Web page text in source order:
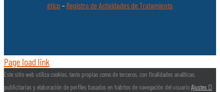
ético – Registro de Actividades de Tratamiento
Page load link
Este sitio web utiliza cookies, tanto propias como de terceros, con finalidades analíticas,
publicitarias y elaboración de perfiles basados en hábitos de navegación del usuarioAjustes